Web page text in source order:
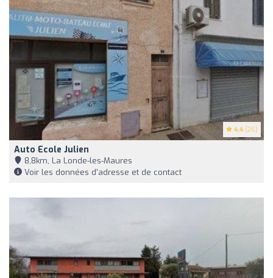
4.4 (26)
Auto Ecole Julien
8,8km, La Londe-les-Maures
Voir les données d'adresse et de contact